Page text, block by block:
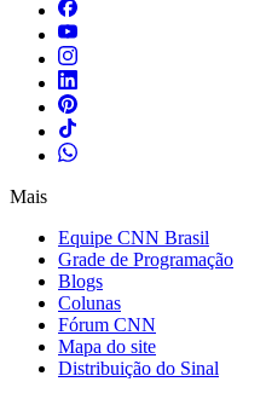
Mais
Equipe CNN Brasil
Grade de Programação
Blogs
Colunas
Fórum CNN
Mapa do site
Distribuição do Sinal